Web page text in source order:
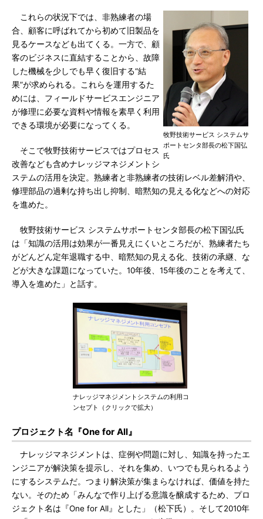
牧野技術サービス システムサ
ポートセンタ部長の松下国弘
氏
これらの状況下では、非熟練者の場
合、顧客に呼ばれてから初めて旧製品を
見るケースなども出てくる。一方で、顧
客のビジネスに直結することから、故障
した機械を少しでも早く復旧する“結
果”が求められる。これらを運用するた
めには、フィールドサービスエンジニア
が修理に必要な資料や情報を素早く利用
できる環境が必要になってくる。
そこで牧野技術サービスではプロセス
改善なども含めナレッジマネジメントシ
ステムの活用を決定。熟練者と非熟練者の技術レベル差解消や、
修理部品の過剰な持ち出し抑制、暗黙知の見える化などへの対応
を進めた。
牧野技術サービス システムサポートセンタ部長の松下国弘氏
は「知識の活用は効果が一番見えにくいところだが、熟練者たち
がどんどん定年退職する中、暗黙知の見える化、技術の承継、な
どが大きな課題になっていた。10年後、15年後のことを考えて、
導入を進めた」と話す。
ナレッジマネジメントシステムの利用コ
ンセプト（クリックで拡大）
プロジェクト名『One for All』
ナレッジマネジメントは、症例や問題に対し、知識を持ったエ
ンジニアが解決策を提示し、それを集め、いつでも見られるよう
にするシステムだ。つまり解決策が集まらなければ、価値を持た
ない。そのため「みんなで作り上げる意識を醸成するため、プロ
ジェクト名は『One for All』とした」（松下氏）。そして2010年